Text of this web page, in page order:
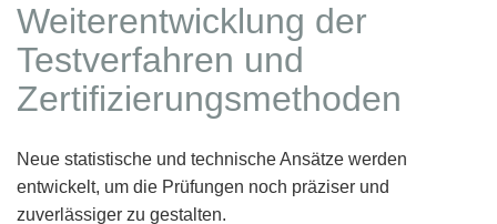
Weiterentwicklung der
Testverfahren und
Zertifizierungsmethoden
Neue statistische und technische Ansätze werden
entwickelt, um die Prüfungen noch präziser und
zuverlässiger zu gestalten.